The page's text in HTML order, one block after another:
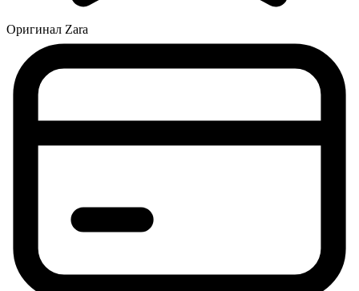
Оригинал Zara